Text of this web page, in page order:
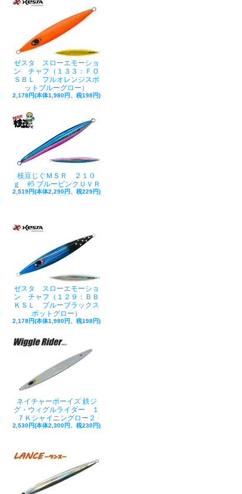
ゼスタ スローエモーショ
ン チャフ（１３３：ＦＯ
ＳＢＬ フルオレンジスポ
ットブルーグロー）
2,178円(本体1,980円、税198円)
枝豆じぐＭＳＲ ２１０
ｇ #5 ブルーピンクＵＶＲ
2,519円(本体2,290円、税229円)
ゼスタ スローエモーショ
ン チャフ（１２９：ＢＢ
ＫＳＬ ブルーブラックス
ポットグロー）
2,178円(本体1,980円、税198円)
ネイチャーボーイズ 鉄ジ
グ・ウィグルライダー １
７Ｋシャイニングロー２
2,530円(本体2,300円、税230円)